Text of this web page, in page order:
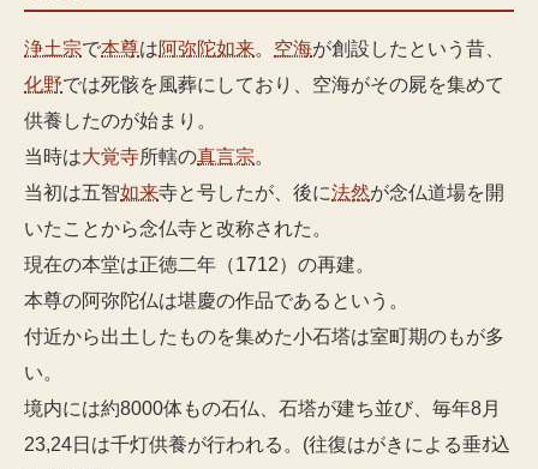
浄土宗で本尊は阿弥陀如来。 空海が創設したという昔、
化野では死骸を風葬にしており、空海がその屍を集めて
供養したのが始まり。
当時は大覚寺所轄の真言宗。
当初は五智如来寺と号したが、後に法然が念仏道場を開
いたことから念仏寺と改称された。
現在の本堂は正徳二年（1712）の再建。
本尊の阿弥陀仏は堪慶の作品であるという。
付近から出土したものを集めた小石塔は室町期のもが多
い。
境内には約8000体もの石仏、石塔が建ち並び、毎年8月
23,24日は千灯供養が行われる。(往復はがきによる垂ｵ込